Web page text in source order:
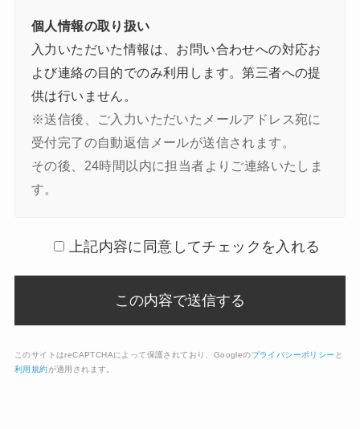
個人情報の取り扱い
入力いただいた情報は、お問い合わせへの対応お
よび連絡の目的でのみ利用します。第三者への提
供は行いません。
※送信後、ご入力いただいたメールアドレス宛に
受付完了の自動返信メールが送信されます。
その後、24時間以内に担当者よりご連絡いたしま
す。
上記内容に同意してチェックを入れる
このサイトはreCAPTCHAによって保護されており、Googleのプライバシーポリシー と
利用規約が適用されます。